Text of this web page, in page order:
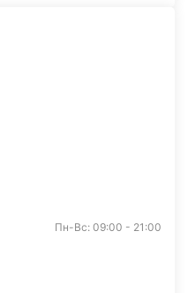
Пн-Вс: 09:00 - 21:00